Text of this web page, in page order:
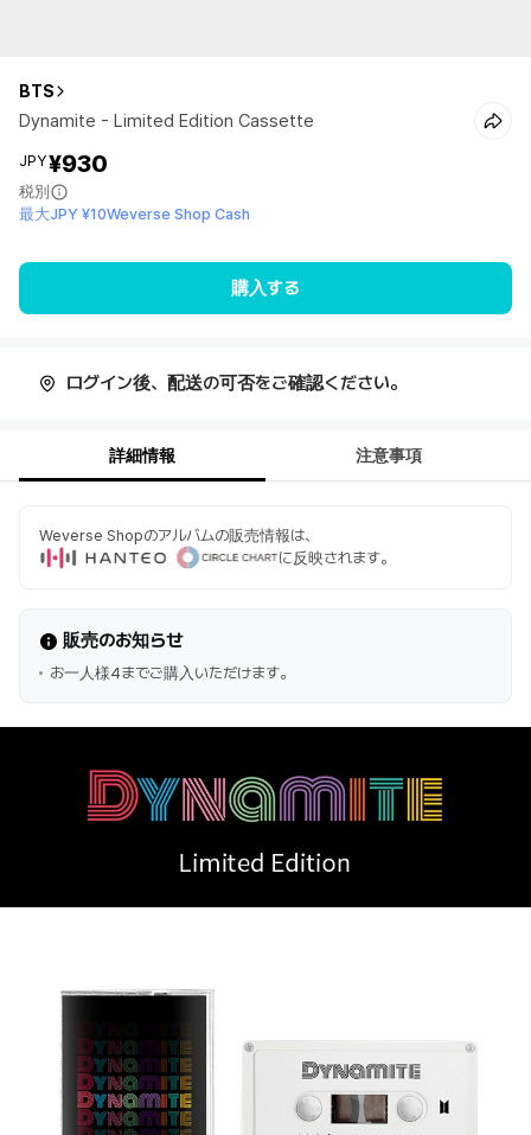
BTS
Dynamite - Limited Edition Cassette
JPY¥930
税別
最大JPY ¥10Weverse Shop Cash
購入する
ログイン後、配送の可否をご確認ください。
詳細情報 注意事項
Weverse Shopのアルバムの販売情報は、
に反映されます。
販売のお知らせ
お一人様4までご購入いただけます。